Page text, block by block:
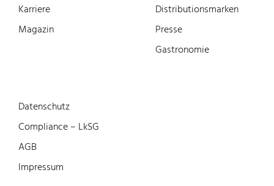
Karriere
Magazin
Distributionsmarken
Presse
Gastronomie
Datenschutz
Compliance – LkSG
AGB
Impressum